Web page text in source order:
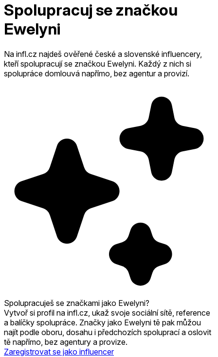
Spolupracuj se značkou
Ewelyni
Na infl.cz najdeš ověřené české a slovenské influencery,
kteří spolupracují se značkou Ewelyni. Každý z nich si
spolupráce domlouvá napřímo, bez agentur a provizí.
Spolupracuješ se značkami jako Ewelyni?
Vytvoř si profil na infl.cz, ukaž svoje sociální sítě, reference
a balíčky spolupráce. Značky jako Ewelyni tě pak můžou
najít podle oboru, dosahu i předchozích spoluprací a oslovit
tě napřímo, bez agentury a provize.
Zaregistrovat se jako influencer